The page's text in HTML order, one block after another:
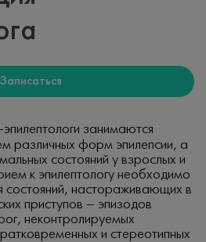
Записаться
занимаются
различных форм эпилепсии, а
состояний у взрослых и
к эпилептологу необходимо
состояний, настораживающих в
приступов – эпизодов
неконтролируемых
и стереотипных